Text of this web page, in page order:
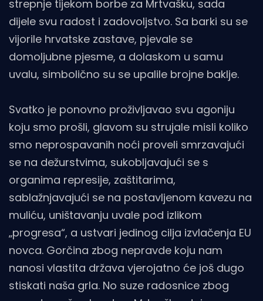
strepnje tijekom borbe za Mrtvašku, sada
dijele svu radost i zadovoljstvo. Sa barki su se
vijorile hrvatske zastave, pjevale se
domoljubne pjesme, a dolaskom u samu
uvalu, simbolično su se upalile brojne baklje.
Svatko je ponovno proživljavao svu agoniju
koju smo prošli, glavom su strujale misli koliko
smo neprospavanih noći proveli smrzavajući
se na dežurstvima, sukobljavajući se s
organima represije, zaštitarima,
sablažnjavajući se na postavljenom kavezu na
muliću, uništavanju uvale pod izlikom
„progresa“, a ustvari jedinog cilja izvlačenja EU
novca. Gorčina zbog nepravde koju nam
nanosi vlastita država vjerojatno će još dugo
stiskati naša grla. No suze radosnice zbog